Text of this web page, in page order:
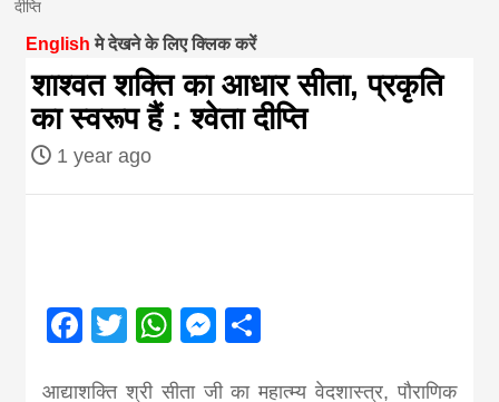
magazine of
Nepal brings
news in hindi
दीप्ति
English मे देखने के लिए क्लिक करें
शाश्वत शक्ति का आधार सीता, प्रकृति
का स्वरूप हैं : श्वेता दीप्ति
1 year ago
Facebook
Twitter
WhatsApp
Messenger
आद्याशक्ति श्री सीता जी का महात्म्य वेदशास्त्र, पौराणिक